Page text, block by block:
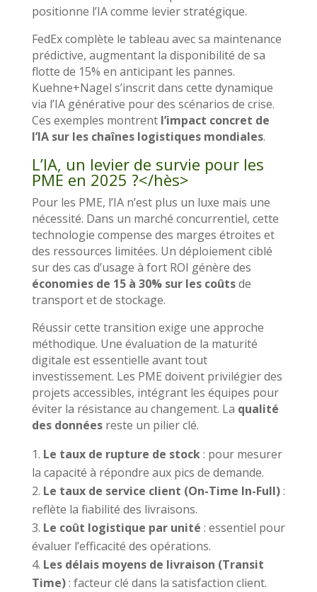
positionne l’IA comme levier stratégique.
FedEx complète le tableau avec sa maintenance
prédictive, augmentant la disponibilité de sa
flotte de 15% en anticipant les pannes.
Kuehne+Nagel s’inscrit dans cette dynamique
via l’IA générative pour des scénarios de crise.
Ces exemples montrent l’impact concret de
l’IA sur les chaînes logistiques mondiales.
L’IA, un levier de survie pour les
PME en 2025 ?</hès>
Pour les PME, l’IA n’est plus un luxe mais une
nécessité. Dans un marché concurrentiel, cette
technologie compense des marges étroites et
des ressources limitées. Un déploiement ciblé
sur des cas d’usage à fort ROI génère des
économies de 15 à 30% sur les coûtsde
transport et de stockage.
Réussir cette transition exige une approche
méthodique. Une évaluation de la maturité
digitale est essentielle avant tout
investissement. Les PME doivent privilégier des
projets accessibles, intégrant les équipes pour
éviter la résistance au changement. La qualité
des donnéesreste un pilier clé.
Le taux de rupture de stock: pour mesurer
la capacité à répondre aux pics de demande.
Le taux de service client (On-Time In-Full):
reflète la fiabilité des livraisons.
Le coût logistique par unité : essentiel pour
évaluer l’efficacité des opérations.
Les délais moyens de livraison (Transit
Time): facteur clé dans la satisfaction client.